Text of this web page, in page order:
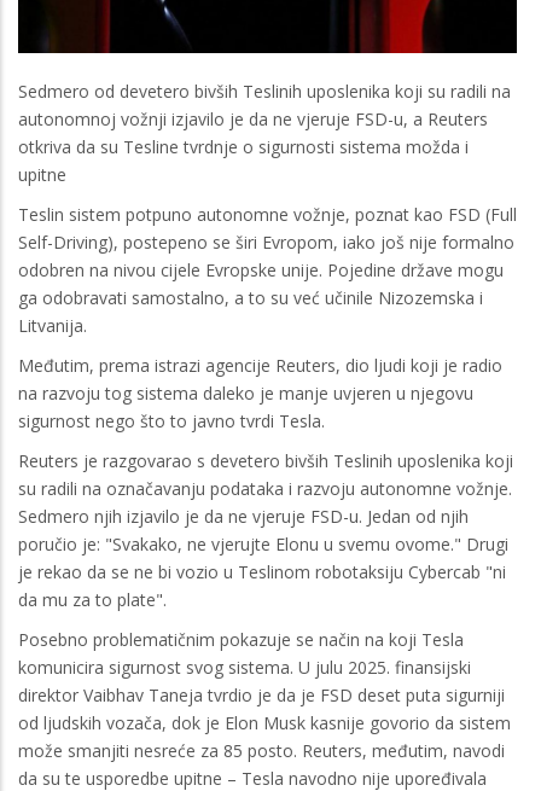
Sedmero od devetero bivših Teslinih uposlenika koji su radili na
autonomnoj vožnji izjavilo je da ne vjeruje FSD-u, a Reuters
otkriva da su Tesline tvrdnje o sigurnosti sistema možda i
upitne
Teslin sistem potpuno autonomne vožnje, poznat kao FSD (Full
Self-Driving), postepeno se širi Evropom, iako još nije formalno
odobren na nivou cijele Evropske unije. Pojedine države mogu
ga odobravati samostalno, a to su već učinile Nizozemska i
Litvanija.
Međutim, prema istrazi agencije Reuters, dio ljudi koji je radio
na razvoju tog sistema daleko je manje uvjeren u njegovu
sigurnost nego što to javno tvrdi Tesla.
Reuters je razgovarao s devetero bivših Teslinih uposlenika koji
su radili na označavanju podataka i razvoju autonomne vožnje.
Sedmero njih izjavilo je da ne vjeruje FSD-u. Jedan od njih
poručio je: "Svakako, ne vjerujte Elonu u svemu ovome." Drugi
je rekao da se ne bi vozio u Teslinom robotaksiju Cybercab "ni
da mu za to plate".
Posebno problematičnim pokazuje se način na koji Tesla
komunicira sigurnost svog sistema. U julu 2025. finansijski
direktor Vaibhav Taneja tvrdio je da je FSD deset puta sigurniji
od ljudskih vozača, dok je Elon Musk kasnije govorio da sistem
može smanjiti nesreće za 85 posto. Reuters, međutim, navodi
da su te usporedbe upitne – Tesla navodno nije upoređivala